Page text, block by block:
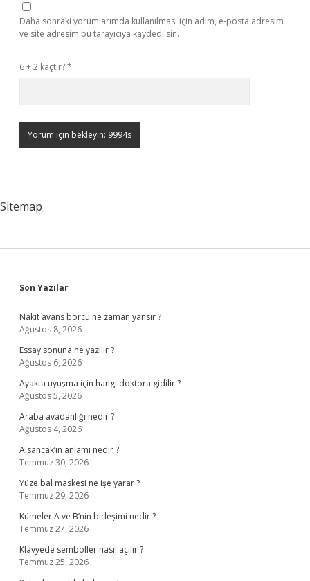
Daha sonraki yorumlarımda kullanılması için adım, e-posta adresim
ve site adresim bu tarayıcıya kaydedilsin.
6 + 2 kaçtır?*
Sitemap
Sidebar
Son Yazılar
Nakit avans borcu ne zaman yansır ?
Ağustos 8, 2026
Essay sonuna ne yazılır ?
Ağustos 6, 2026
Ayakta uyuşma için hangi doktora gidilir ?
Ağustos 5, 2026
Araba avadanlığı nedir ?
Ağustos 4, 2026
Alsancak’ın anlamı nedir ?
Temmuz 30, 2026
Yüze bal maskesi ne işe yarar ?
Temmuz 29, 2026
Kümeler A ve B’nin birleşimi nedir ?
Temmuz 27, 2026
Klavyede semboller nasıl açılır ?
Temmuz 25, 2026